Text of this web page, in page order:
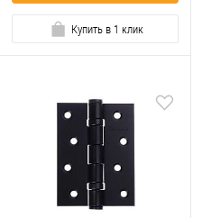
Купить в 1 клик